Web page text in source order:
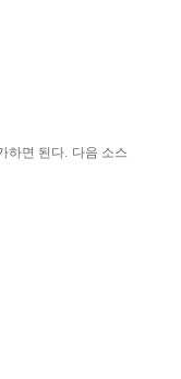
하면 된다. 다음 소스